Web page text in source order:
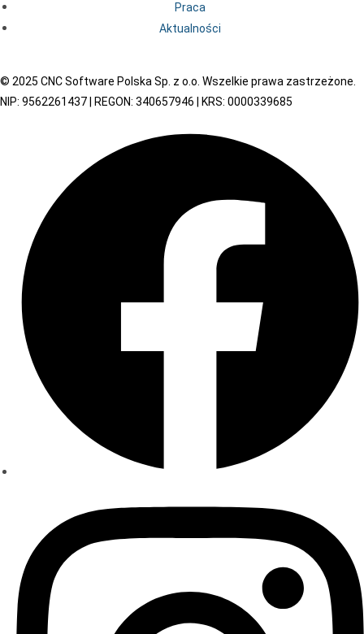
Praca
Aktualności
© 2025 CNC Software Polska Sp. z o.o. Wszelkie prawa zastrzeżone.
NIP: 9562261437 | REGON: 340657946 | KRS: 0000339685